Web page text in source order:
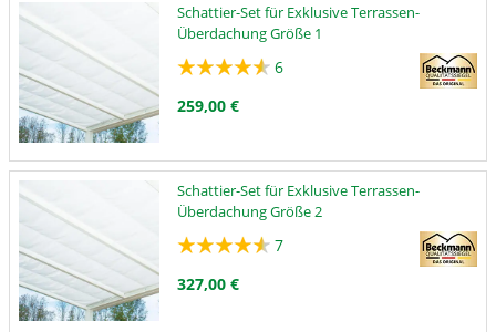
Schattier-Set für Exklusive Terrassen-
Überdachung Größe 1
6
259,00 €
Schattier-Set für Exklusive Terrassen-
Überdachung Größe 2
7
327,00 €